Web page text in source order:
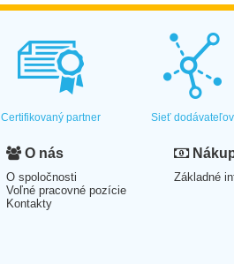
Certifikovaný partner Sieť dodávateľov
O nás
O spoločnosti
Voľné pracovné pozície
Kontakty
Základné